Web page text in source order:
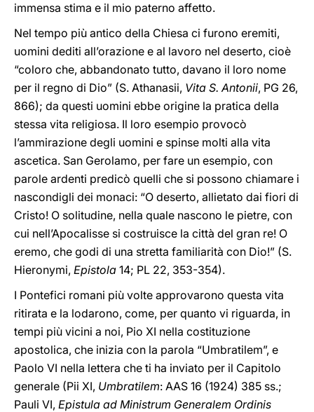
immensa stima e il mio paterno affetto.
Nel tempo più antico della Chiesa ci furono eremiti,
uomini dediti all’orazione e al lavoro nel deserto, cioè
“coloro che, abbandonato tutto, davano il loro nome
per il regno di Dio” (S. Athanasii, Vita S. Antonii, PG 26,
866); da questi uomini ebbe origine la pratica della
stessa vita religiosa. Il loro esempio provocò
l’ammirazione degli uomini e spinse molti alla vita
ascetica. San Gerolamo, per fare un esempio, con
parole ardenti predicò quelli che si possono chiamare i
nascondigli dei monaci: “O deserto, allietato dai fiori di
Cristo! O solitudine, nella quale nascono le pietre, con
cui nell’Apocalisse si costruisce la città del gran re! O
eremo, che godi di una stretta familiarità con Dio!” (S.
Hieronymi, Epistola 14; PL 22, 353-354).
I Pontefici romani più volte approvarono questa vita
ritirata e la lodarono, come, per quanto vi riguarda, in
tempi più vicini a noi, Pio XI nella costituzione
apostolica, che inizia con la parola “Umbratilem”, e
Paolo VI nella lettera che ti ha inviato per il Capitolo
generale (Pii XI, Umbratilem: AAS 16 (1924) 385 ss.;
Pauli VI, Epistula ad Ministrum Generalem Ordinis